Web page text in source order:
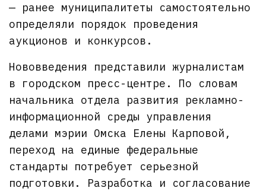
— ранее муниципалитеты самостоятельно
определяли порядок проведения
аукционов и конкурсов.
Нововведения представили журналистам
в городском пресс-центре. По словам
начальника отдела развития рекламно-
информационной среды управления
делами мэрии Омска Елены Карповой,
переход на единые федеральные
стандарты потребует серьезной
подготовки. Разработка и согласование